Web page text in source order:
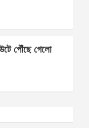
পৌঁছে গেলো